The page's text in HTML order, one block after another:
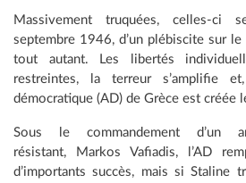
Massivement truquées, celles-ci
septembre 1946, d’un plébiscite sur
tout autant. Les libertés
restreintes, la terreur s’amplifie
démocratique (AD) de Grèce est créée
Sous le commandement d’un
résistant, Markos Vafiadis, l’AD
d’importants succès, mais si Staline